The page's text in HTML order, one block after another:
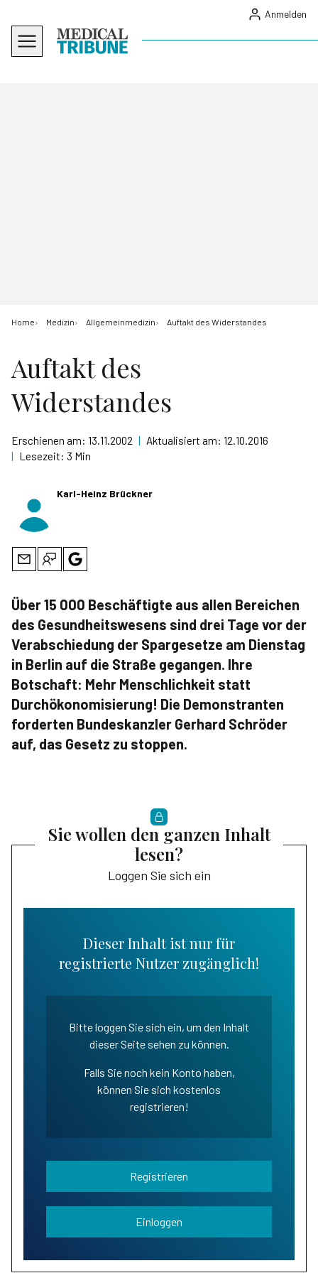
Anmelden
Home Medizin Allgemeinmedizin Auftakt des Widerstandes
Auftakt des
Widerstandes
Erschienen am: 13.11.2002 | Aktualisiert am: 12.10.2016
| Lesezeit: 3 Min
Karl-Heinz Brückner
Über 15 000 Beschäftigte aus allen Bereichen
des Gesundheitswesens sind drei Tage vor der
Verabschiedung der Spargesetze am Dienstag
in Berlin auf die Straße gegangen. Ihre
Botschaft: Mehr Menschlichkeit statt
Durchökonomisierung! Die Demonstranten
forderten Bundeskanzler Gerhard Schröder
auf, das Gesetz zu stoppen.
Sie wollen den ganzen Inhalt
lesen?
Loggen Sie sich ein
Dieser Inhalt ist nur für
registrierte Nutzer zugänglich!
Bitte loggen Sie sich ein, um den Inhalt
dieser Seite sehen zu können.
Falls Sie noch kein Konto haben,
können Sie sich kostenlos
registrieren!
Registrieren
Einloggen